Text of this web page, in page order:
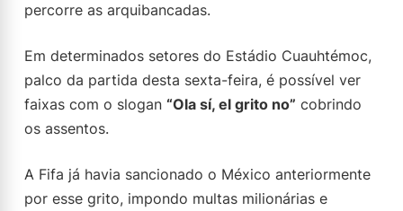
percorre as arquibancadas.
Em determinados setores do Estádio Cuauhtémoc,
palco da partida desta sexta-feira, é possível ver
faixas com o slogan “Ola sí, el grito no” cobrindo
os assentos.
A Fifa já havia sancionado o México anteriormente
por esse grito, impondo multas milionárias e